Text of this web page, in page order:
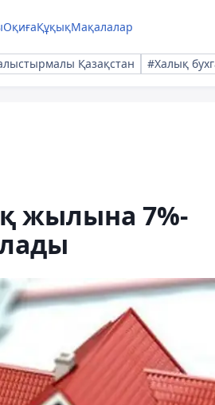
ОқиғаҚұқықМақалалар
Қазақстан #Халық
жылына 7%-